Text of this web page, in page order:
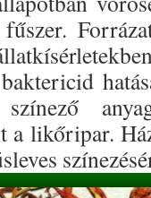
színező
a likőripar.